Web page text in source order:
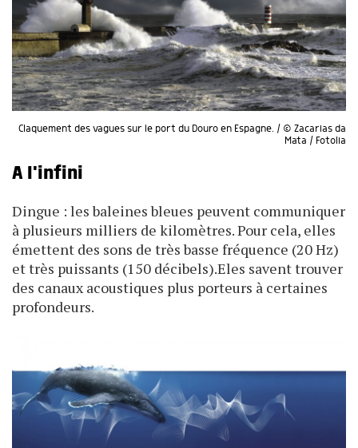
Claquement des vagues sur le port du Douro en Espagne. / © Zacarias da
Mata / Fotolia
A l'infini
Dingue : les baleines bleues peuvent communiquer
à plusieurs milliers de kilomètres. Pour cela, elles
émettent des sons de très basse fréquence (20 Hz)
et très puissants (150 décibels).Eles savent trouver
des canaux acoustiques plus porteurs à certaines
profondeurs.